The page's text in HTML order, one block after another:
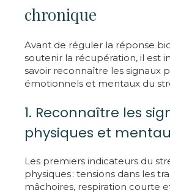
chronique
Avant de réguler la réponse
soutenir la récupération, il est
savoir reconnaître les signaux
émotionnels et mentaux du
1. Reconnaître les
physiques et
Les premiers indicateurs du
physiques : tensions dans les
mâchoires, respiration courte